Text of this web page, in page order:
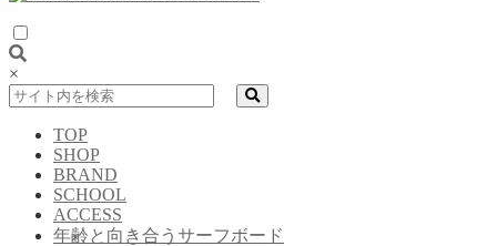
×
TOP
SHOP
BRAND
SCHOOL
ACCESS
年齢と向き合うサーフボード